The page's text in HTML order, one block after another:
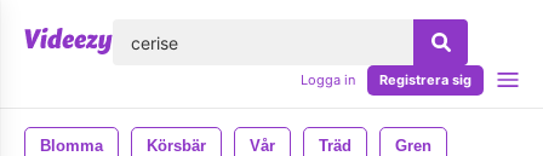
Logga in Registrera sig
Blomma Körsbär Vår Träd Gren